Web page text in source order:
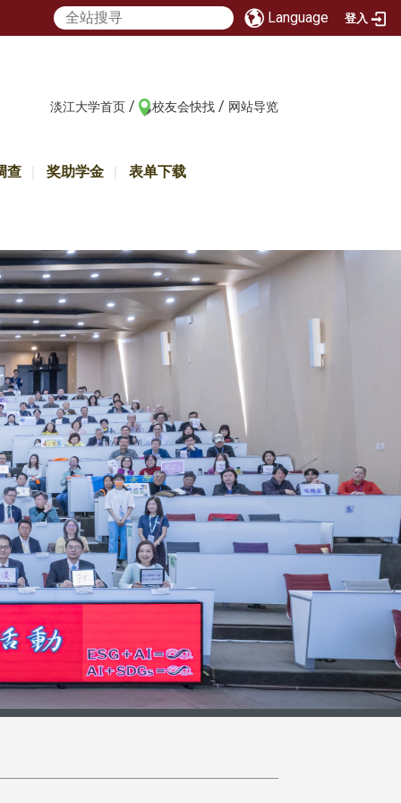
Language 登入
淡江大学首页 / 校友会快找 / 网站导览
查 奖助学金 表单下载